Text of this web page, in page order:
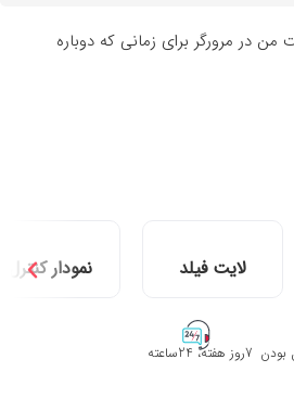
من در مرورگر برای زمانی که دوباره
لایت فیلد نمودار کنترل
بودن 7روز هفته، 24ساعته